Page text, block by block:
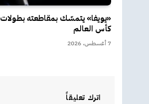
«يويفا» يتمسّك بمقاطعته بطولات
كأس العالم
7 أغسطس، 2026
اترك تعليقاً